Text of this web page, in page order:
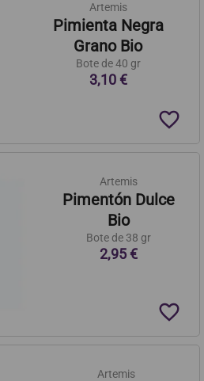
Artemis
Pimienta Negra
Grano Bio
Bote de 40 gr
3,10 €
favorite_border
Artemis
Pimentón Dulce
Bio
Bote de 38 gr
2,95 €
favorite_border
Artemis